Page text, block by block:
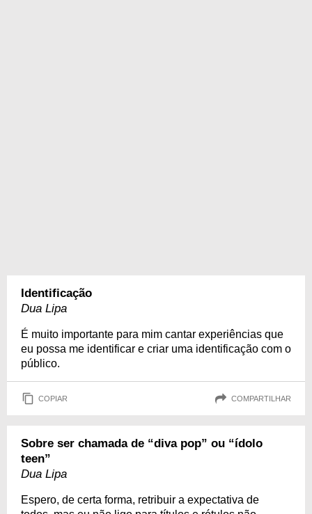
Identificação
Dua Lipa
É muito importante para mim cantar experiências que
eu possa me identificar e criar uma identificação com o
público.
COPIAR COMPARTILHAR
Sobre ser chamada de “diva pop” ou “ídolo
teen”
Dua Lipa
Espero, de certa forma, retribuir a expectativa de